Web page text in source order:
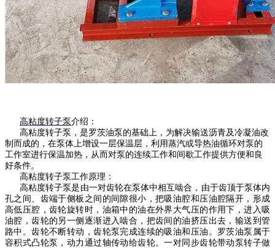
高粘度转子泵介绍：
高粘度转子泵，是罗茨油泵的基础上，为解决输送沥青及冷凝油改
制而成的，在泵体上增设一层保温层，利用蒸汽或导热油循环对泵的
工作室进行保温加热，从而对泵的连续工作和间歇工作提供方便和良
好条件。
高粘度转子泵工作原理：
高粘度转子泵是由一对齿轮在泵体中相互啮合，由于齿顶于泵体内
孔之间、齿端于侧板之间的间隙很小，把吸油腔和压油腔隔开，形成
高低压腔，齿轮旋转时，油箱中的油在外界大气压的作用下，进入吸
油腔，齿轮的另一侧逐渐进入啮合，把齿间的油挤压出去，输送到管
路中。齿轮不断转动，齿轮泵完成连续的吸油和压油。罗茨油泵属于
容积式凸轮泵，动力通过轴传动给齿轮。一对同步齿轮带动泵转子做